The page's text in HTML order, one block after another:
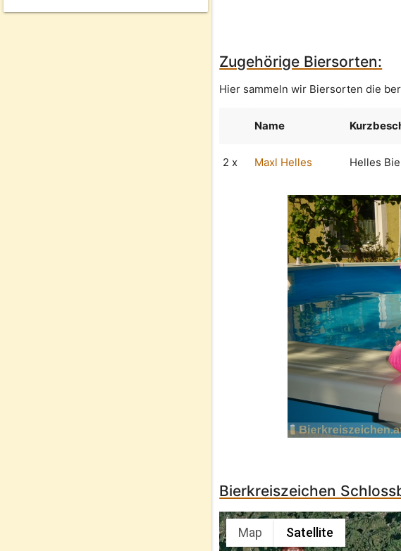
Zugehörige Biersorten:
Hier sammeln wir Biersorten die
Name
2 x Maxl Helles Helles
Bierkreiszeichen
Map Satellite